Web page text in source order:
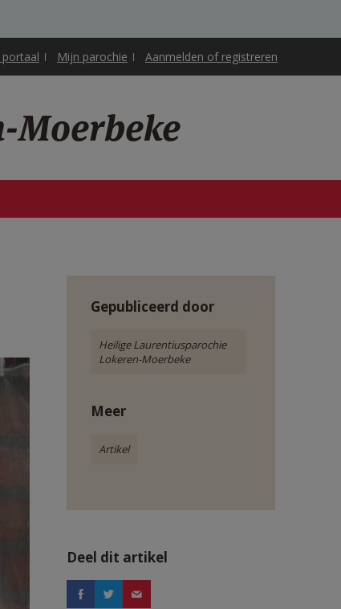
Mijn parochie Aanmelden of registreren
Moerbeke
Gepubliceerd door
Heilige Laurentiusparochie
Lokeren-Moerbeke
Meer
Artikel
Deel dit artikel